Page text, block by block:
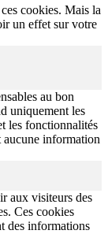
cookies. Mais la
un effet sur votre
au bon
uniquement les
les fonctionnalités
aucune information
aux visiteurs des
Ces cookies
des informations